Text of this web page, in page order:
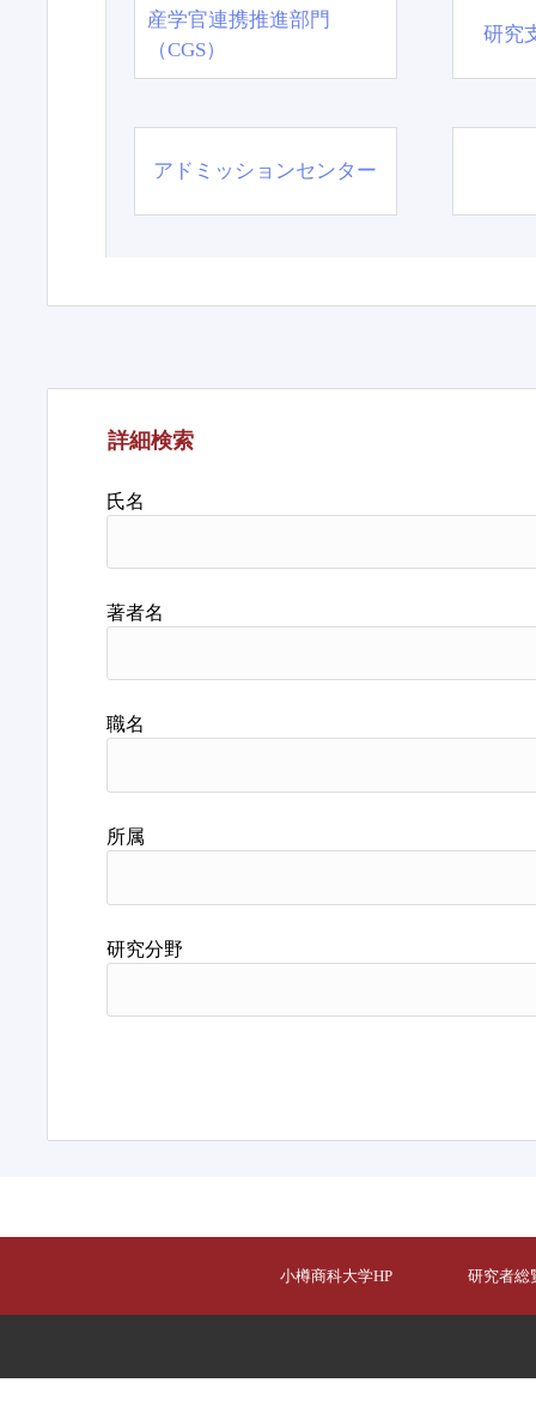
産学官連携推進部門
（CGS）
研究
アドミッションセンター
詳細検索
氏名
著者名
職名
所属
研究分野
小樽商科大学HP 研究者総